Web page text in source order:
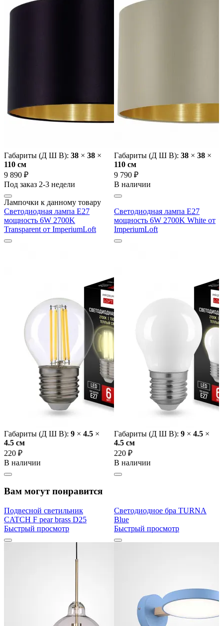
Габариты (Д Ш В): 38 × 38 ×
110 cм
9 890 ₽
Под заказ 2-3 недели
Габариты (Д Ш В): 38 × 38 ×
110 cм
9 790 ₽
В наличии
Лампочки к данному товару
Светодиодная лампа E27
мощность 6W 2700K
Transparent от ImperiumLoft
Габариты (Д Ш В): 9 × 4.5 ×
4.5 cм
220 ₽
В наличии
Светодиодная лампа E27
мощность 6W 2700K White от
ImperiumLoft
Габариты (Д Ш В): 9 × 4.5 ×
4.5 cм
220 ₽
В наличии
Вам могут понравится
Подвесной светильник
CATCH F pear brass D25
Быстрый просмотр
Светодиодное бра TURNA
Blue
Быстрый просмотр